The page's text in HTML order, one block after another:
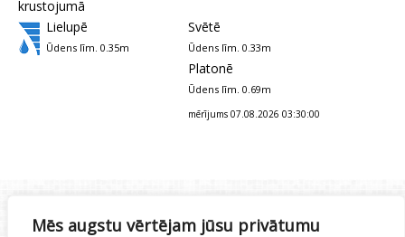
Mēs augstu vērtējam jūsu privātumu
krustojumā
Lielupē
Ūdens līm. 0.35m
Svētē
Ūdens līm. 0.33m
Platonē
Ūdens līm. 0.69m
mērījums 07.08.2026 03:30:00
Gaisa t°18.8 C°